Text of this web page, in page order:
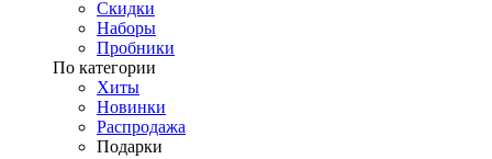
Скидки
Наборы
Пробники
По категории
Хиты
Новинки
Распродажа
Подарки